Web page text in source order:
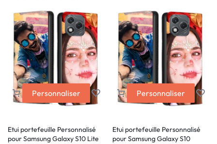
Personnaliser
Etui portefeuille Personnalisé
pour Samsung Galaxy S10 Lite
Personnaliser
Etui portefeuille Personnalisé
pour Samsung Galaxy S10